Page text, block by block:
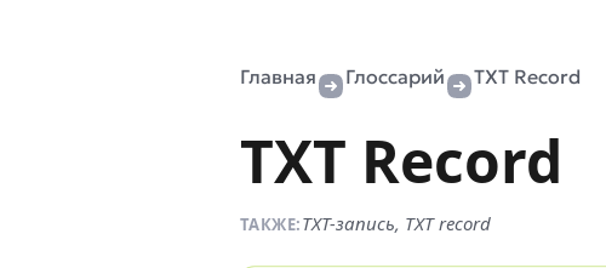
Главная Глоссарий TXT Record
TXT Record
ТАКЖЕ:TXT-запись, TXT record